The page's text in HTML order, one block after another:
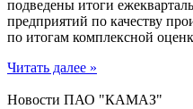
подведены итоги
предприятий по качеству
по итогам комплексной
Читать далее »
Новости ПАО "КАМАЗ"